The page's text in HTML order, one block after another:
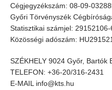
Cégjegyzékszám: 08-09-
Győri Törvényszék
Statisztikai számjel: 29152106-
Közösségi adószám:
SZÉKHELY 9024 Győr, Bartók
TELEFON: +36-20/316-2431
E-MAIL info@kts.hu